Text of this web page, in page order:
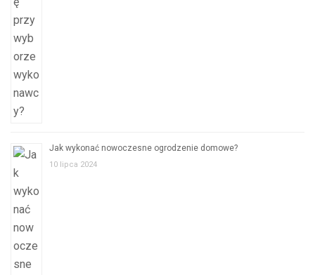
Jak wykonać nowoczesne ogrodzenie domowe?
10 lipca 2024